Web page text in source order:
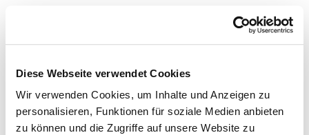
Diese Webseite verwendet Cookies
Wir verwenden Cookies, um Inhalte und Anzeigen zu
personalisieren, Funktionen für soziale Medien anbieten
zu können und die Zugriffe auf unsere Website zu